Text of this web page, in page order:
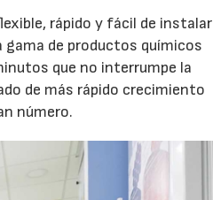
rápido y fácil de instalar
de productos químicos
que no interrumpe la
de más rápido crecimiento
número.